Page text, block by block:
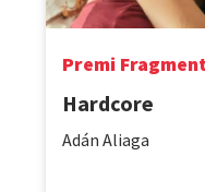
Premi
Hardcore
Adán Aliaga